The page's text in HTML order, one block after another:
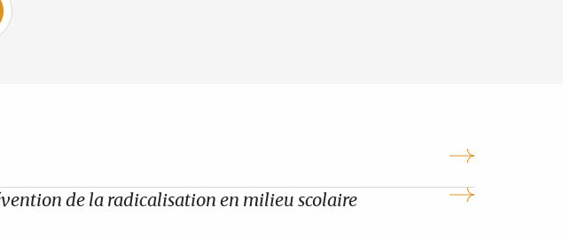
de la radicalisation en milieu scolaire